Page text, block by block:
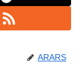
ARARS